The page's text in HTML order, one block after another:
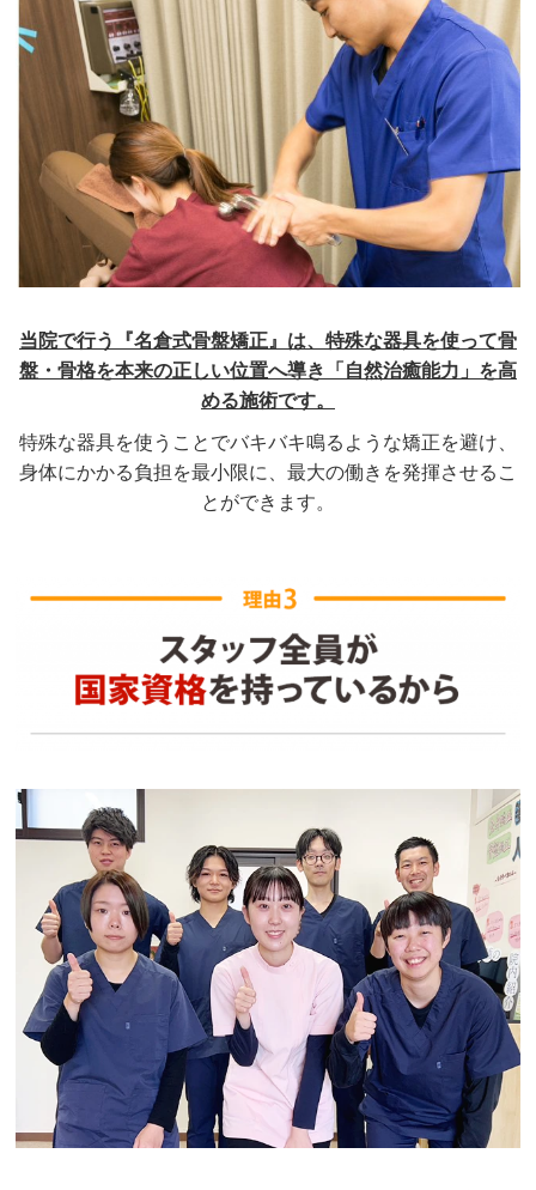
当院で行う『名倉式骨盤矯正』は、特殊な器具を使って骨
盤・骨格を本来の正しい位置へ導き「自然治癒能力」を高
める施術です。
特殊な器具を使うことでバキバキ鳴るような矯正を避け、
身体にかかる負担を最小限に、最大の働きを発揮させるこ
とができます。